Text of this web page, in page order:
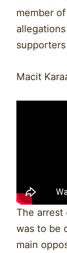
member
Macit
The arrest
was to be
main